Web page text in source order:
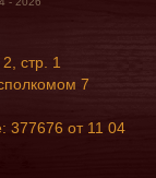
стр. 1
7
377676 от 11 04